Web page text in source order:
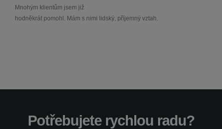
Mnohým klientům jsem již
hodněkrát pomohl. Mám s nimi lidský, příjemný vztah.
Potřebujete rychlou radu?